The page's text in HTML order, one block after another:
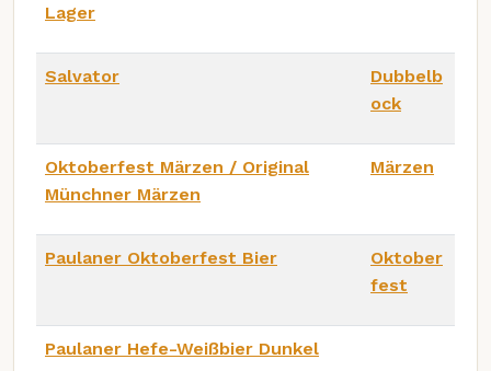
Lager
Salvator
Dubbelb
ock
Oktoberfest Märzen / Original
Münchner Märzen
Märzen
Paulaner Oktoberfest Bier
Oktober
fest
Paulaner Hefe-Weißbier Dunkel